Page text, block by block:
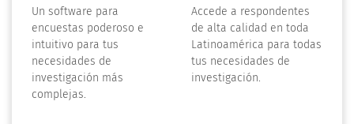
Un software para
encuestas poderoso e
intuitivo para tus
necesidades de
investigación más
complejas.
Accede a respondentes
de alta calidad en toda
Latinoamérica para todas
tus necesidades de
investigación.